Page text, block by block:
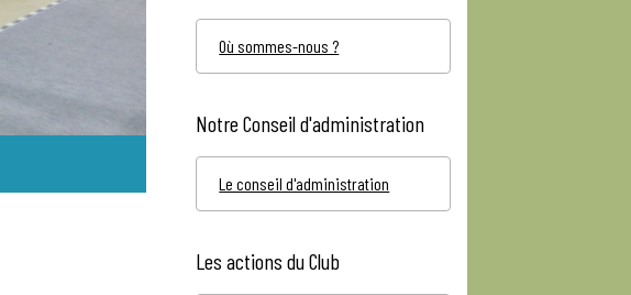
Où sommes-nous ?
Notre Conseil d'administration
Le conseil d'administration
Les actions du Club